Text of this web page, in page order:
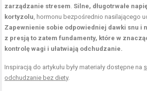
zarządzanie stresem. Silne, długotrwałe
kortyzolu, hormonu bezpośrednio nasilającego
Zapewnienie sobie odpowiedniej dawki snu i
z presją to zatem fundamenty, które w
kontrolę wagi i ułatwiają odchudzanie.
Inspiracją do artykułu były materiały dostępne na
odchudzanie bez diety.